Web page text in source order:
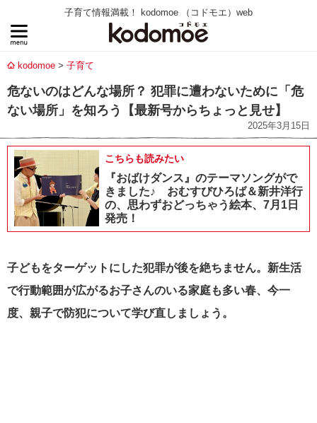
子育て情報満載！ kodomoe （コドモエ）web
kodomoe 子育て
危ないのはどんな場所？ 犯罪に遭わないために「危
ない場所」を知ろう【最新号からちょっと見せ】
2025年3月15日
こちらも読みたい
『おばけダンス』のテーマソングがで
きました♪ おむすびひろば＆新井洋行
の、思わずおどっちゃう絵本、7月1日
発売！
子どもをターゲットにした犯罪が後を絶ちません。新生活
で行動範囲が広がるお子さんのいる家庭も多い春、今一
度、親子で防犯について学び直しましょう。